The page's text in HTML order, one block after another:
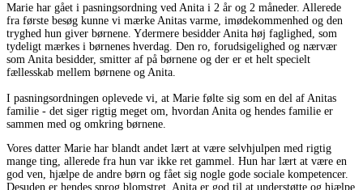
Marie har gået i pasningsordning ved Anita i 2 år og 2 måneder. Allerede
fra første besøg kunne vi mærke Anitas varme, imødekommenhed og den
tryghed hun giver børnene. Ydermere besidder Anita høj faglighed, som
tydeligt mærkes i børnenes hverdag. Den ro, forudsigelighed og nærvær
som Anita besidder, smitter af på børnene og der er et helt specielt
fællesskab mellem børnene og Anita.
I pasningsordningen oplevede vi, at Marie følte sig som en del af Anitas
familie - det siger rigtig meget om, hvordan Anita og hendes familie er
sammen med og omkring børnene.
Vores datter Marie har blandt andet lært at være selvhjulpen med rigtig
mange ting, allerede fra hun var ikke ret gammel. Hun har lært at være en
god ven, hjælpe de andre børn og fået sig nogle gode sociale kompetencer.
Desuden er hendes sprog blomstret. Anita er god til at understøtte og hjælpe